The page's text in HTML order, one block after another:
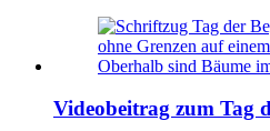
Videobeitrag zum Tag